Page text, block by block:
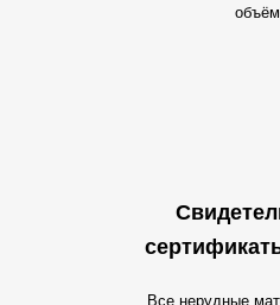
Все нерудные